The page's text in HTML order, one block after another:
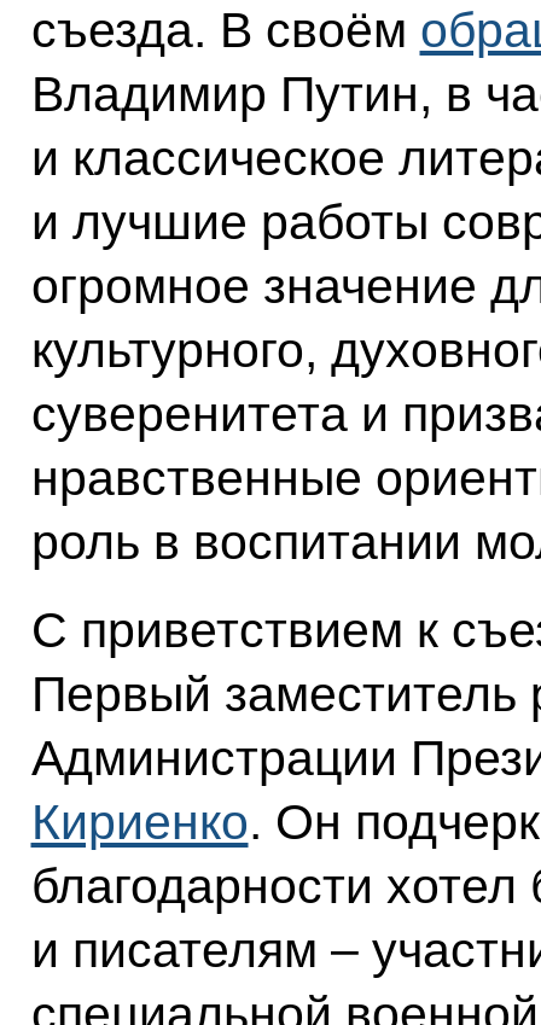
съезда. В своём
Владимир Путин, в
и классическое
и лучшие работы
огромное значение
культурного,
суверенитета и
нравственные
роль в воспитании
С приветствием к
Первый заместитель
Администрации
Кириенко. Он
благодарности
и писателям –